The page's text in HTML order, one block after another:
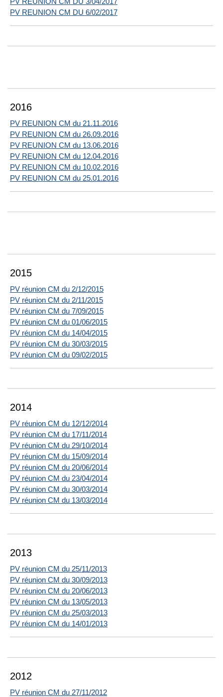
PV REUNION CM DU 6/02/2017
2016
PV REUNION CM du 21.11.2016
PV REUNION CM du 26.09.2016
PV REUNION CM du 13.06.2016
PV REUNION CM du 12.04.2016
PV REUNION CM du 10.02.2016
PV REUNION CM du 25.01.2016
2015
PV réunion CM du 2/12/2015
PV réunion CM du 2/11/2015
PV réunion CM du 7/09/2015
PV réunion CM du 01/06/2015
PV réunion CM du 14/04/2015
PV réunion CM du 30/03/2015
PV réunion CM du 09/02/2015
2014
PV réunion CM du 12/12/2014
PV réunion CM du 17/11/2014
PV réunion CM du 29/10/2014
PV réunion CM du 15/09/2014
PV réunion CM du 20/06/2014
PV réunion CM du 23/04/2014
PV réunion CM du 30/03/2014
PV réunion CM du 13/03/2014
2013
PV réunion CM du 25/11/2013
PV réunion CM du 30/09/2013
PV réunion CM du 20/06/2013
PV réunion CM du 13/05/2013
PV réunion CM du 25/03/2013
PV réunion CM du 14/01/2013
2012
PV réunion CM du 27/11/2012